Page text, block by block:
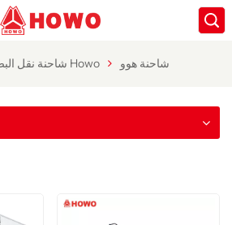
شاحنة نقل البضائع Howo شاحنة هوو